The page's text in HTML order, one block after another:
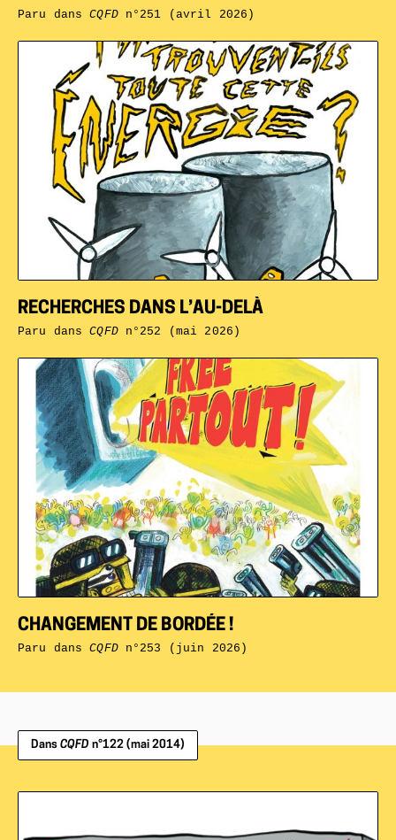
CHANGEMENT DE BORDÉE !
Paru dansCQFDn°253 (juin 2026)
RECHERCHES DANS L’AU-DELÀ
Paru dansCQFDn°252 (mai 2026)
Paru dansCQFDn°251 (avril 2026)
Dans CQFD n°122 (mai 2014)